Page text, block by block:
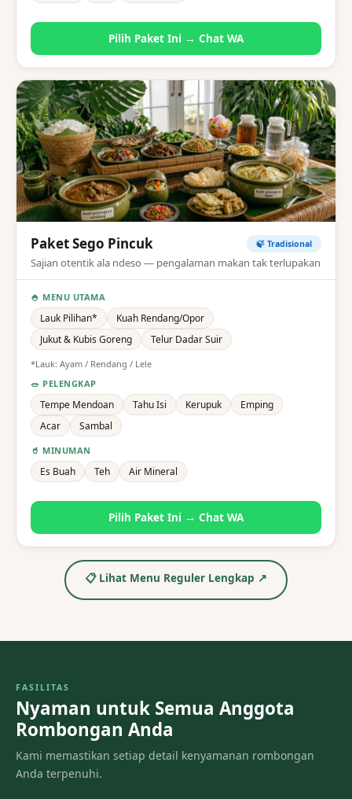
Pilih Paket Ini → Chat WA
Paket Sego Pincuk 🍃 Tradisional
Sajian otentik ala ndeso — pengalaman makan tak terlupakan
🍚 MENU UTAMA
Lauk Pilihan*
Kuah Rendang/Opor
Jukut & Kubis Goreng
Telur Dadar Suir
*Lauk: Ayam / Rendang / Lele
🥗 PELENGKAP
Tempe Mendoan Tahu Isi Kerupuk
Emping
Acar
Sambal
🥤 MINUMAN
Es Buah Teh Air Mineral
Pilih Paket Ini → Chat WA
📋 Lihat Menu Reguler Lengkap ↗
FASILITAS
Nyaman untuk Semua Anggota
Rombongan Anda
Kami memastikan setiap detail kenyamanan rombongan
Anda terpenuhi.